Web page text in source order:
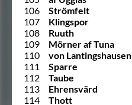
106
Strömfelt
107
Klingspor
108
Ruuth
109
Mörner af Tuna
110
von Lantingshausen
111
Sparre
112
Taube
113
Ehrensvärd
114
Thott